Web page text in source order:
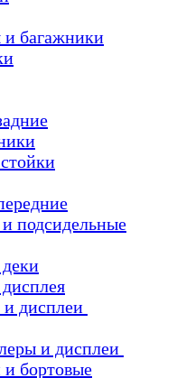
багажники
подсидельные
дисплеи
и дисплеи
бортовые